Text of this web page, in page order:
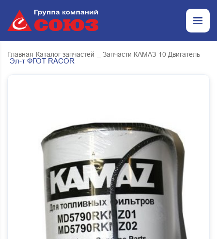
Главная Каталог запчастей _ Запчасти КАМАЗ 10 Двигатель
Эл-т ФГОТ RACOR